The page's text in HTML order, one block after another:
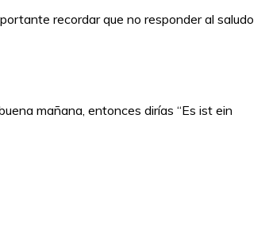
recordar que no responder al saludo
mañana, entonces dirías “Es ist ein